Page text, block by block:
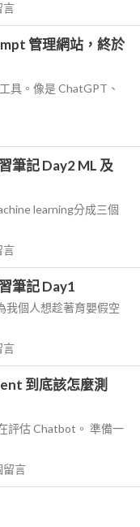
言
管理網站，終於
具。像是 ChatGPT、
筆記 Day2 ML 及
learning分成三個
言
筆記 Day1
我個人想趁著育嬰假空
言
到底該怎麼測
評估 Chatbot。 準備一
留言